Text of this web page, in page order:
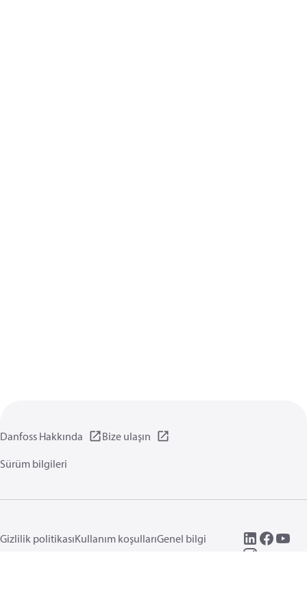
Danfoss Hakkında
Bize ulaşın
Sürüm bilgileri
Gizlilik politikasıKullanım koşullarıGenel bilgi